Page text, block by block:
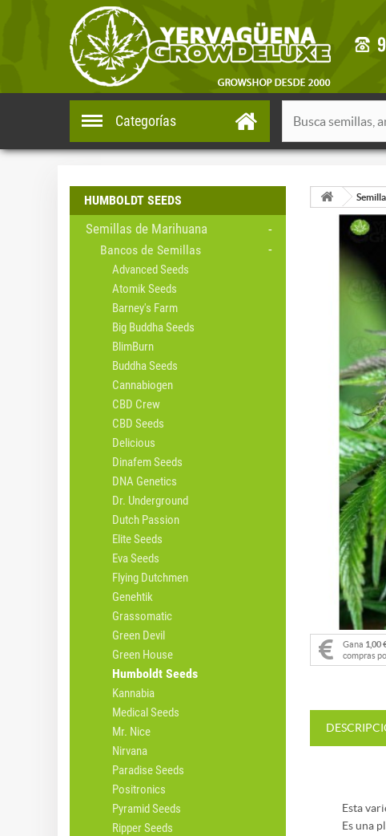
Categorías
HUMBOLDT SEEDS
Semillas de Marihuana
Bancos de Semillas
Advanced Seeds
Atomik Seeds
Barney's Farm
Big Buddha Seeds
BlimBurn
Buddha Seeds
Cannabiogen
CBD Crew
CBD Seeds
Delicious
Dinafem Seeds
DNA Genetics
Dr. Underground
Dutch Passion
Elite Seeds
Eva Seeds
Flying Dutchmen
Genehtik
Grassomatic
Green Devil
Green House
Humboldt Seeds
Kannabia
Medical Seeds
Mr. Nice
Nirvana
Paradise Seeds
Positronics
Pyramid Seeds
Ripper Seeds
Gana 1,00
compras
Esta
Es una